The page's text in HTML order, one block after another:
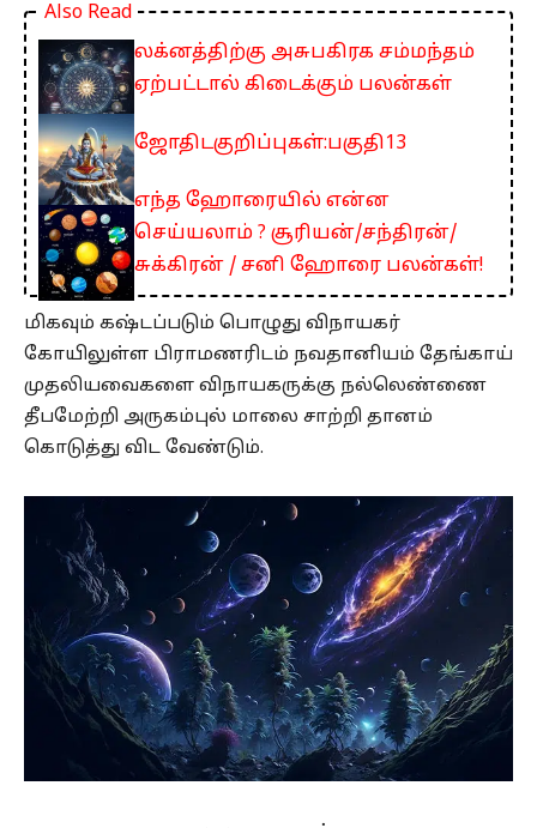
Also Read
லக்னத்திற்கு அசுபகிரக சம்மந்தம்
ஏற்பட்டால் கிடைக்கும் பலன்கள்
ஜோதிடகுறிப்புகள்:பகுதி13
எந்த ஹோரையில் என்ன
செய்யலாம் ? சூரியன்/சந்திரன்/
சுக்கிரன் / சனி ஹோரை பலன்கள்!
மிகவும் கஷ்டப்படும் பொழுது விநாயகர்
கோயிலுள்ள பிராமணரிடம் நவதானியம் தேங்காய்
முதலியவைகளை விநாயகருக்கு நல்லெண்ணை
தீபமேற்றி அருகம்புல் மாலை சாற்றி தானம்
கொடுத்து விட வேண்டும்.